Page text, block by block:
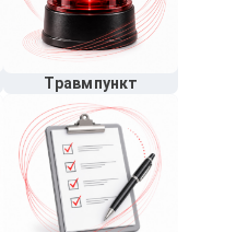
Травмпункт